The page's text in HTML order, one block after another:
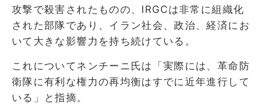
攻撃で殺害されたものの、IRGCは非常に組織化
された部隊であり、イラン社会、政治、経済にお
いて大きな影響力を持ち続けている。
これについてネンチーニ氏は「実際には、革命防
衛隊に有利な権力の再均衡はすでに近年進行して
いる」と指摘。